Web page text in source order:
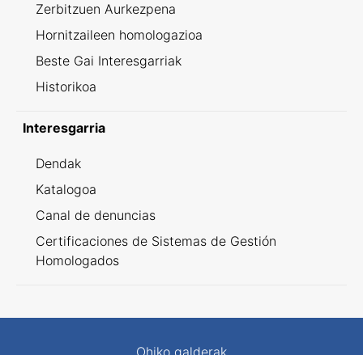
Zerbitzuen Aurkezpena
Hornitzaileen homologazioa
Beste Gai Interesgarriak
Historikoa
Interesgarria
Dendak
Katalogoa
Canal de denuncias
Certificaciones de Sistemas de Gestión
Homologados